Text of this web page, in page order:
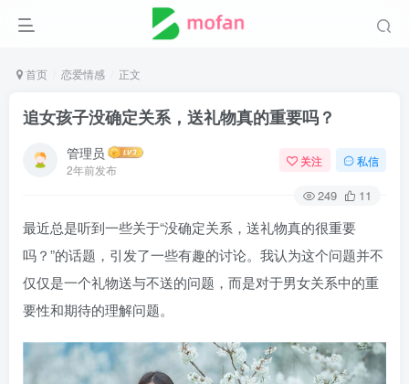
首页 恋爱情感 正文
追女孩子没确定关系，送礼物真的重要吗？
管理员
2年前发布
关注 私信
249 11
最近总是听到一些关于“没确定关系，送礼物真的很重要
吗？”的话题，引发了一些有趣的讨论。我认为这个问题并不
仅仅是一个礼物送与不送的问题，而是对于男女关系中的重
要性和期待的理解问题。